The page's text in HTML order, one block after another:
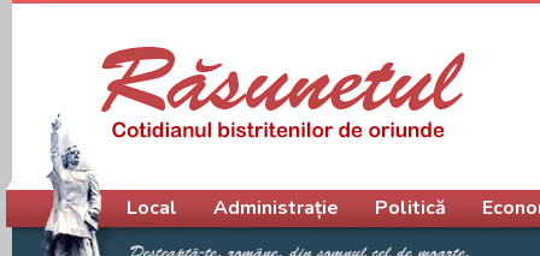
Meniu principal
Local Administrație Politică